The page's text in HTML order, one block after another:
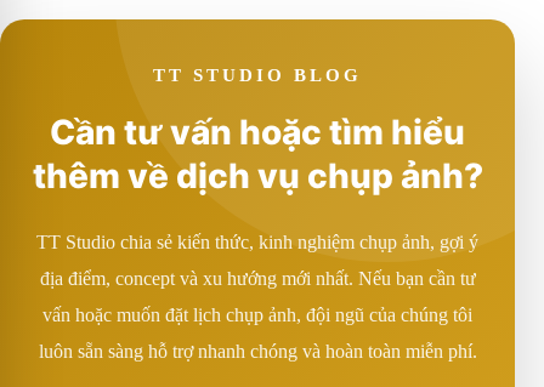
TT STUDIO BLOG
Cần tư vấn hoặc tìm hiểu
thêm về dịch vụ chụp ảnh?
TT Studio chia sẻ kiến thức, kinh nghiệm chụp ảnh, gợi ý
địa điểm, concept và xu hướng mới nhất. Nếu bạn cần tư
vấn hoặc muốn đặt lịch chụp ảnh, đội ngũ của chúng tôi
luôn sẵn sàng hỗ trợ nhanh chóng và hoàn toàn miễn phí.